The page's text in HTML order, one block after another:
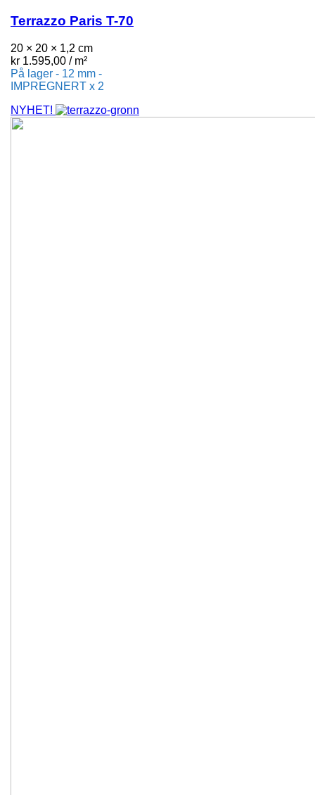
Terrazzo Paris T-70
20 × 20 × 1,2 cm
kr 1.595,00 / m²
På lager - 12 mm -
IMPREGNERT x 2
NYHET!